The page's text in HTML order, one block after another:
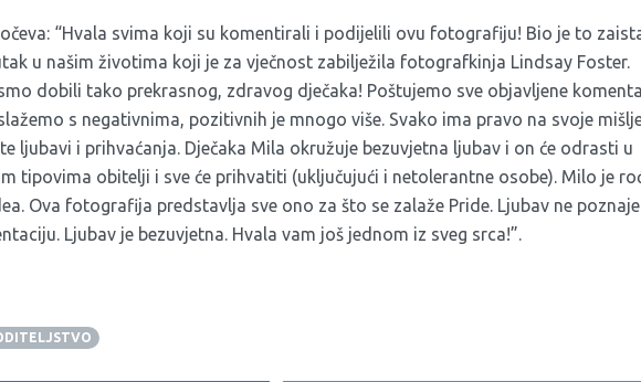
očeva: “Hvala svima koji su komentirali i podijelili ovu fotografiju! Bio je to
u našim životima koji je za vječnost zabilježila fotografkinja Lindsay Foster.
dobili tako prekrasnog, zdravog dječaka! Poštujemo sve objavljene
s negativnima, pozitivnih je mnogo više. Svako ima pravo na svoje
ljubavi i prihvaćanja. Dječaka Mila okružuje bezuvjetna ljubav i on će odrasti u
tipovima obitelji i sve će prihvatiti (uključujući i netolerantne osobe). Milo je
Ova fotografija predstavlja sve ono za što se zalaže Pride. Ljubav ne
Ljubav je bezuvjetna. Hvala vam još jednom iz sveg srca!”.